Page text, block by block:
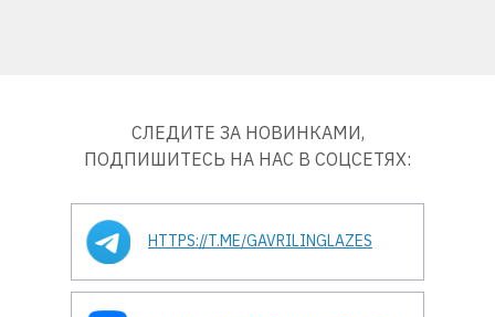
СЛЕДИТЕ ЗА НОВИНКАМИ,
ПОДПИШИТЕСЬ НА НАС В СОЦСЕТЯХ:
HTTPS://T.ME/GAVRILINGLAZES